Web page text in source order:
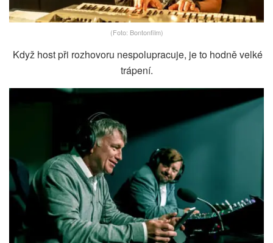
(Foto: Bontonfilm)
Když host při rozhovoru nespolupracuje, je to hodně velké
trápení.